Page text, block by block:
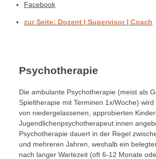
Facebook
zur Seite: Dozent | Supervisor | Coach
Psychotherapie
Die ambulante Psychotherapie (meist als
Spieltherapie mit Terminen 1x/Woche)
von niedergelassenen, approbierten
Jugendlichenpsychotherapeut:innen
Psychotherapie dauert in der Regel
und mehreren Jahren, weshalb ein
nach langer Wartezeit (oft 6-12 Monate